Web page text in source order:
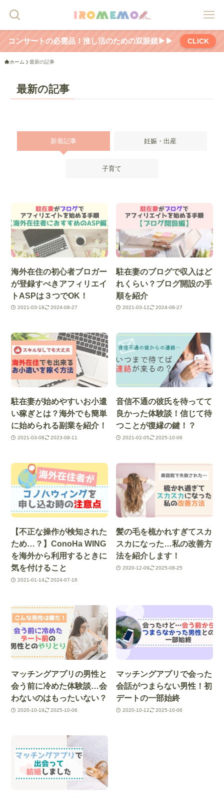
コンサートの必需品！推し活のための双眼鏡▶▶ CLICK
ホーム 最新の記事
最新の記事
新着記事 妊娠・出産
子育て
海外在住の初心者ブロガー
が登録すべきアフィリエイ
トASPは３つでOK！
2021-03-18 2024-08-27
駐在妻のブログで収入はど
れくらい？ブログ開設の手
順を紹介
2021-03-12 2024-08-27
駐在妻が始めやすいお小遣
い稼ぎとは？海外でも簡単
に始められる副業を紹介！
2021-03-08 2023-08-11
音信不通の彼氏を待ってて
良かった体験談！信じて待
つことが復縁の鍵！？
2021-02-05 2025-10-06
【不正な操作が検知された
ため…？】ConoHa WING
を海外から利用するときに
気を付けること
2021-01-14 2024-07-16
髪の毛を梳かれすぎてスカ
スカになった…私の改善方
法を紹介します！
2020-12-09 2025-08-25
マッチングアプリの男性と
会う前に冷めた体験談…会
わないのはもったいない？
2020-10-19 2025-10-06
マッチングアプリで会った
会話がつまらない男性！初
デートの一部始終
2020-10-12 2025-10-06